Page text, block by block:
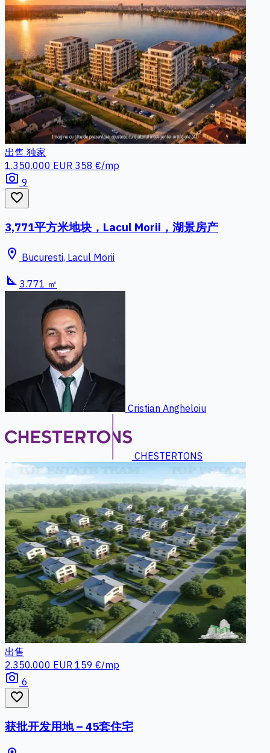
出售 独家
1.350.000 EUR 358 €/mp
photo_camera 9
favorite_border
3,771平方米地块，Lacul Morii，湖景房产
location_on Bucuresti, Lacul Morii
square_foot 3.771 ㎡
Cristian Angheloiu
CHESTERTONS
出售
2.350.000 EUR 159 €/mp
photo_camera 6
favorite_border
获批开发用地 – 45套住宅